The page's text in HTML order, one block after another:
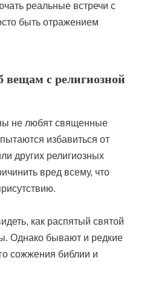
реальные встречи с
быть отражением
с религиозной
не любят священные
избавиться от
других религиозных
вред всему, что
как распятый святой
Однако бывают и редкие
сожжения библии и